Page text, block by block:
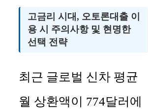
고금리 시대, 오토론대출 이
용 시 주의사항 및 현명한
선택 전략
최근 글로벌 신차 평균
월 상환액이 774달러에